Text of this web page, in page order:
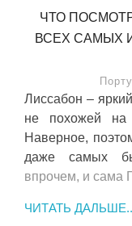
ЧТО
ВСЕХ САМЫХ
Лиссабон –
не похожей на
Наверное,
даже самых
впрочем, и сама
ЧИТАТЬ